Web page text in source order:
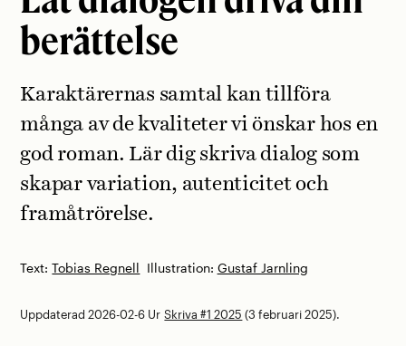
berättelse
Text:Tobias Regnell Illustration: Gustaf Jarnling
Karaktärernas samtal kan tillföra
många av de kvaliteter vi önskar hos en
god roman. Lär dig skriva dialog som
skapar variation, autenticitet och
framåtrörelse.
Uppdaterad 2026-02-6 UrSkriva #1 2025 (3 februari 2025).